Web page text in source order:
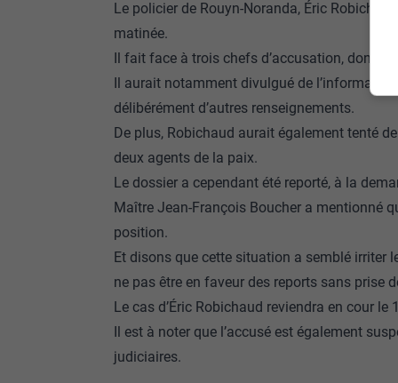
Le policier de Rouyn-Noranda, Éric
matinée.
Il fait face à trois chefs d’accusation, dont
Il aurait notamment divulgué de
délibérément d’autres renseignements.
De plus, Robichaud aurait également tenté
deux agents de la paix.
Le dossier a cependant été reporté, à la
Maître Jean-François Boucher a mentionné
position.
Et disons que cette situation a semblé irriter
ne pas être en faveur des reports sans prise
Le cas d’Éric Robichaud reviendra en cour le
Il est à noter que l’accusé est également
judiciaires.